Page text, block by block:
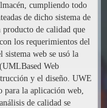
cumpliendo todo
de dicho sistema de
producto de calidad que
los requerimientos del
sistema web se usó la
Web
y el diseño. UWE
para la aplicación web,
de calidad se